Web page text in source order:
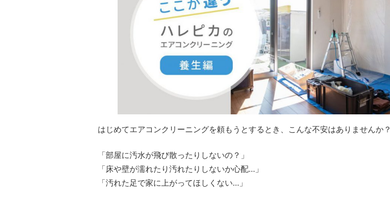
はじめてエアコンクリーニングを頼もうとするとき、こんな不安はありませんか？
「部屋に汚水が飛び散ったりしないの？」
「床や壁が濡れたり汚れたりしないか心配…」
「汚れた足で家に上がってほしくない…」